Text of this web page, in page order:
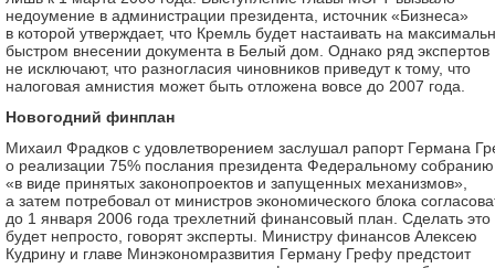
недоумение в администрации президента, источник «Бизнеса»
в которой утверждает, что Кремль будет настаивать на
быстром внесении документа в Белый дом. Однако ряд экспертов
не исключают, что разногласия чиновников приведут к тому, что
налоговая амнистия может быть отложена вовсе до 2007 года.
Новогодний финплан
Михаил Фрадков с удовлетворением заслушал рапорт Германа
о реализации 75% послания президента Федеральному собранию
«в виде принятых законопроектов и запущенных механизмов»,
а затем потребовал от министров экономического блока
до 1 января 2006 года трехлетний финансовый план. Сделать это
будет непросто, говорят эксперты. Министру финансов Алексею
Кудрину и главе Минэкономразвития Герману Грефу предстоит